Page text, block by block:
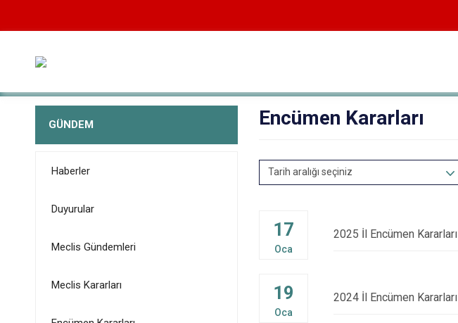
GÜNDEM
Haberler
Duyurular
Meclis Gündemleri
Meclis Kararları
Encümen Kararları
Tarih aralığı seçiniz
17
Oca
2025 İl Encümen Kararları
19
Oca
2024 İl Encümen Kararları